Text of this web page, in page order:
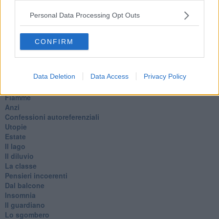
Personal Data Processing Opt Outs
CONFIRM
Data Deletion Data Access Privacy Policy
​L’Australiana
Le stelle del jazz
Vita & morte
Auguri
Moro
Continuando, la nonna e il carretto
Fiamme
Anzi
Confessioni autoreferenziali
Utopie
Estate
Il lago
Il diluvio
La classe
Pensieri incoerenti
Dal balcone
Insomnia
Il guardiano
Lo sgombero